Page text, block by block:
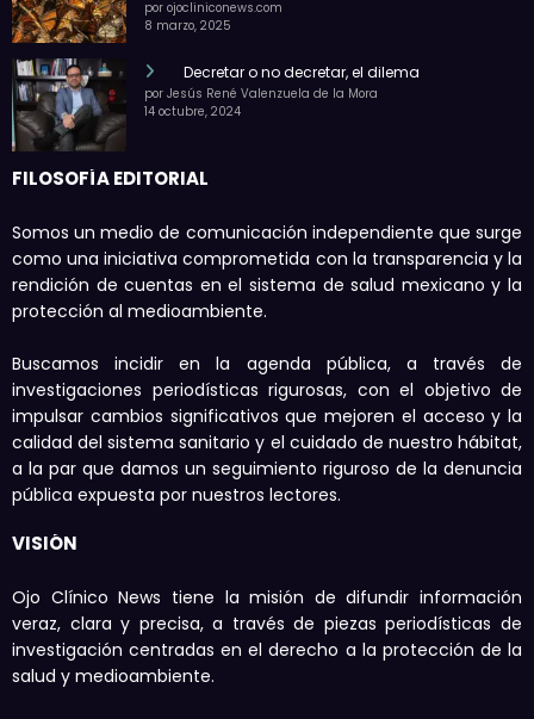
por ojocliniconews.com
8 marzo, 2025
Decretar o no decretar, el dilema
por Jesús René Valenzuela de la Mora
14 octubre, 2024
FILOSOFÍA EDITORIAL
Somos un medio de comunicación independiente que surge
como una iniciativa comprometida con la transparencia y la
rendición de cuentas en el sistema de salud mexicano y la
protección al medioambiente.
Buscamos incidir en la agenda pública, a través de
investigaciones periodísticas rigurosas, con el objetivo de
impulsar cambios significativos que mejoren el acceso y la
calidad del sistema sanitario y el cuidado de nuestro hábitat,
a la par que damos un seguimiento riguroso de la denuncia
pública expuesta por nuestros lectores.
VISIÓN
Ojo Clínico News tiene la misión de difundir información
veraz, clara y precisa, a través de piezas periodísticas de
investigación centradas en el derecho a la protección de la
salud y medioambiente.